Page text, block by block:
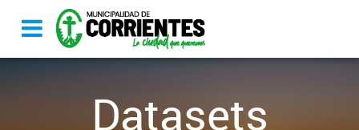
Datasets